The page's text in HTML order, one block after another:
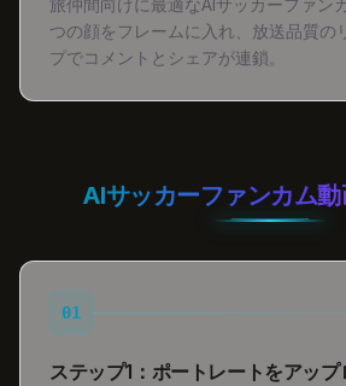
旅仲間向けに最適なAIサッカーファン
つの顔をフレームに入れ、放送品質の
プでコメントとシェアが連鎖。
AIサッカーファンカム
01
ステップ1：ポートレートをアップ